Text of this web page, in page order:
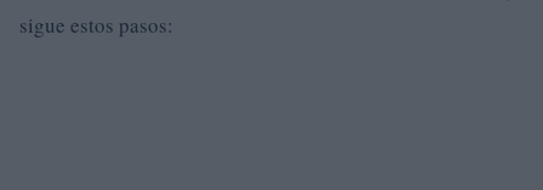
sigue estos pasos: